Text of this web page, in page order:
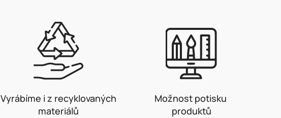
Vyrábíme i z recyklovaných
materiálů
Možnost potisku
produktů